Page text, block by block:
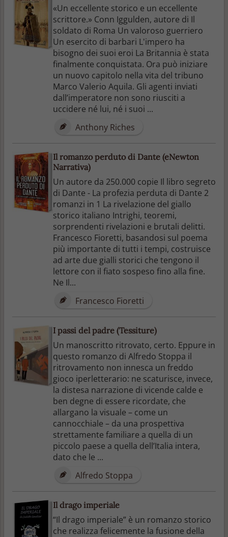
«Un eccellente storico e un eccellente
scrittore.» Conn Iggulden, autore di Il
soldato di Roma Un valoroso guerriero
Un esercito di barbari L'impero ha
bisogno dei suoi eroi La Britannia è stata
finalmente conquistata. Ora può iniziare
un nuovo capitolo nella vita del tribuno
Marco Valerio Aquila. Gli agenti inviati
dall’imperatore non sono riusciti a
uccidere né lui, né i suoi ...
Anthony Riches
Il romanzo perduto di Dante (eNewton
Narrativa)
Un autore da 250.000 copie Il libro segreto
di Dante - La profezia perduta di Dante 2
romanzi in 1 La rivelazione del giallo
storico italiano Intrighi, teoremi,
sorprendenti rivelazioni e brutali delitti.
Francesco Fioretti, basandosi sul poema
più importante di tutti i tempi, costruisce
ad arte due gialli storici che tengono il
lettore con il fiato sospeso fino alla fine.
Ne Il...
Francesco Fioretti
I passi del padre (Tessiture)
Un manoscritto ritrovato, certo. Eppure in
questo romanzo di Alfredo Stoppa il
ritrovamento non innesca un freddo
gioco iperletterario: ne scaturisce, invece,
la distesa narrazione di vicende calde e
ben degne di essere ricordate, che
allargano la visuale – come un
cannocchiale – da una prospettiva
strettamente familiare a quella di un
piccolo paese a quella dell’Italia intera,
dato che le ...
Alfredo Stoppa
Il drago imperiale
“Il drago imperiale” è un romanzo storico
che realizza felicemente la fusione della